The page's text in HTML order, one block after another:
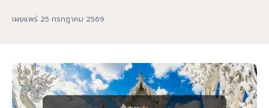
เผยแพร่ 25 กรกฎาคม 2569